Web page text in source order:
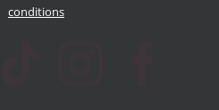
conditions